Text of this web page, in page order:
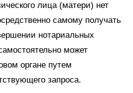
лица (матери) нет
самому получать
нотариальных
может
органе путем
запроса.